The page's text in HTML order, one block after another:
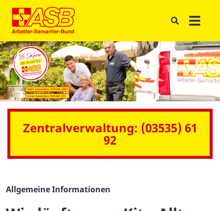
Zentralverwaltung: (03535) 61
92
Allgemeine Informationen